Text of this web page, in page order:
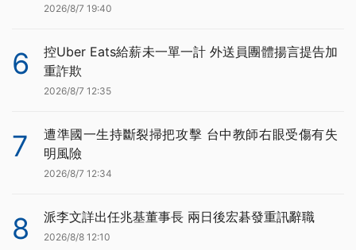
2026/8/7 19:40
6
控Uber Eats給薪未一單一計 外送員團體揚言提告加
重詐欺
2026/8/7 12:35
7
遭準國一生持斷裂掃把攻擊 台中教師右眼受傷有失
明風險
2026/8/7 12:34
8 派李文詳出任兆基董事長 兩日後宏碁發重訊辭職
2026/8/8 12:10